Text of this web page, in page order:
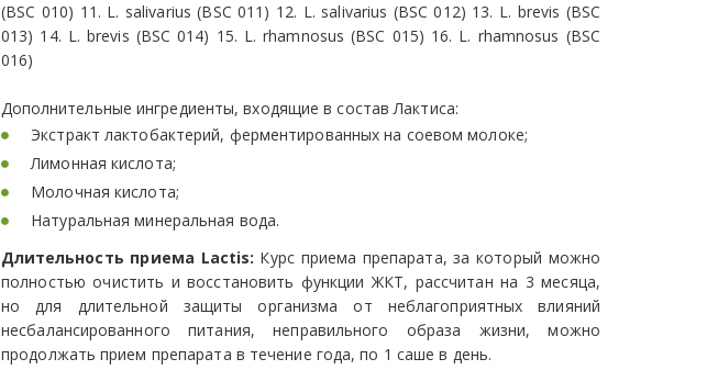
(BSC 010) 11. L. salivarius (BSC 011) 12. L. salivarius (BSC 012) 13. L. brevis (BSC
013) 14. L. brevis (BSC 014) 15. L. rhamnosus (BSC 015) 16. L. rhamnosus (BSC
016)
Дополнительные ингредиенты, входящие в состав Лактиса:
Экстракт лактобактерий, ферментированных на соевом молоке;
Лимонная кислота;
Молочная кислота;
Натуральная минеральная вода.
Длительность приема Lactis: Курс приема препарата, за который можно
полностью очистить и восстановить функции ЖКТ, рассчитан на 3 месяца,
но для длительной защиты организма от неблагоприятных влияний
несбалансированного питания, неправильного образа жизни, можно
продолжать прием препарата в течение года, по 1 саше в день.